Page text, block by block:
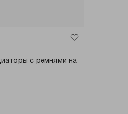
с ремнями на